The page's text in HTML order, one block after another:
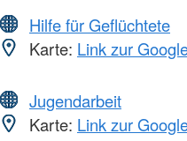
Hilfe für Geflüchtete
Karte: Link zur
Jugendarbeit
Karte: Link zur